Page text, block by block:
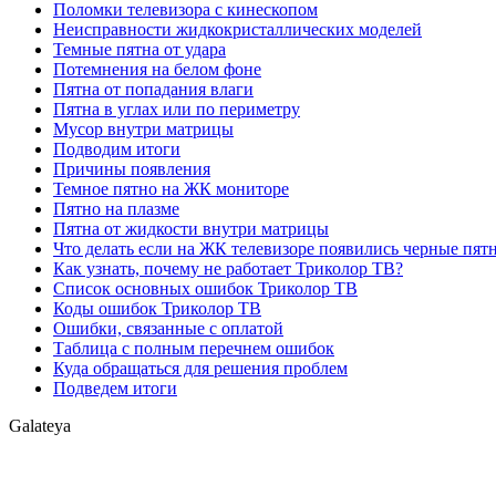
Поломки телевизора с кинескопом
Неисправности жидкокристаллических моделей
Темные пятна от удара
Потемнения на белом фоне
Пятна от попадания влаги
Пятна в углах или по периметру
Мусор внутри матрицы
Подводим итоги
Причины появления
Темное пятно на ЖК мониторе
Пятно на плазме
Пятна от жидкости внутри матрицы
Что делать если на ЖК телевизоре появились черные
Как узнать, почему не работает Триколор ТВ?
Список основных ошибок Триколор ТВ
Коды ошибок Триколор ТВ
Ошибки, связанные с оплатой
Таблица с полным перечнем ошибок
Куда обращаться для решения проблем
Подведем итоги
Galateya